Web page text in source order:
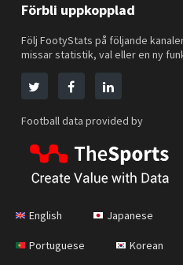
Förbli uppkopplad
Följ FootyStats på följande
missar statistik, val eller en ny
Football data provided by
English Japanese
Portuguese Korean